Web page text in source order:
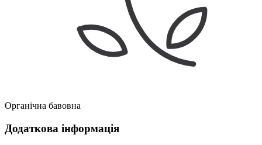
Органічна бавовна
Додаткова інформація